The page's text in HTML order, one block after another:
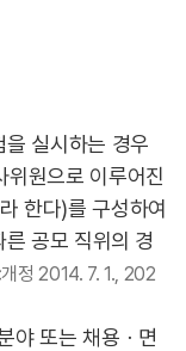
실시하는 경우
원으로 이루어진
한다)를 구성하여
공모 직위의 경
정 2014. 7. 1., 202
야 또는 채용ㆍ면